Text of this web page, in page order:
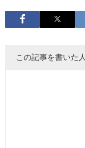
この記事を書いた人